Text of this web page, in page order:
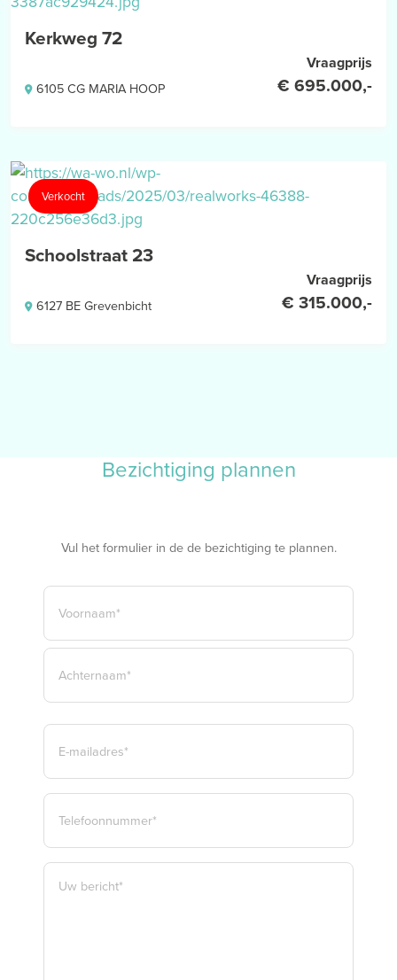
meten toe te passen voor het geven van een indicatie van de
meetuitkomsten niet volledig uit, door bijvoorbeeld
interpretatieverschillen, afrondingen of beperkingen bij het
uitvoeren van de meting.
Kerkweg 72
6105 CG MARIA HOOP
Vraagprijs
€ 695.000,-
Verkocht
Schoolstraat 23
6127 BE Grevenbicht
Vraagprijs
€ 315.000,-
Bezichtiging plannen
Vul het formulier in de de bezichtiging te plannen.
NAAM
VOORNAAM*
E-
MAILADRES
TELEFOON
BERICHT